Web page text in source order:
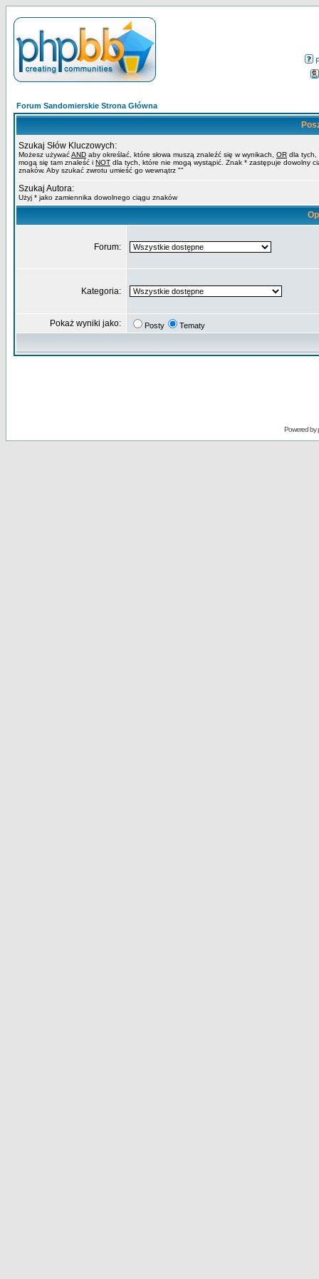
Forum Sandomierskie Strona Główna
Szukaj Słów Kluczowych:
Możesz używaćAND aby określać, które słowa muszą znaleźć się w wynikach, OR dla tych,
mogą się tam znaleść i NOT dla tych, które nie mogą wystąpić. Znak * zastępuje dowolny
znaków. Aby szukać zwrotu umieść go wewnątrz ""
Szukaj Autora:
Użyj * jako zamiennika dowolnego ciągu znaków
Forum:
Kategoria:
Pokaż wyniki jako: Posty Tematy
Powered by